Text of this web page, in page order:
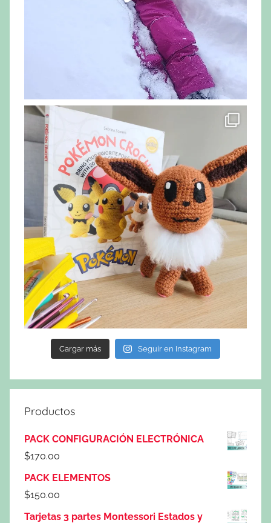
Cargar más Seguir en Instagram
Productos
PACK CONFIGURACIÓN ELECTRÓNICA
$170.00
PACK ELEMENTOS
$150.00
Tarjetas 3 partes Montessori Estados y